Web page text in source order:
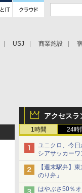
USJ 商業施設
アクセスラ
1時間 24時
ユニクロ、今
シアサッカー
ショーツは
【週末駅弁】
のり弁」
はやぶさ50％